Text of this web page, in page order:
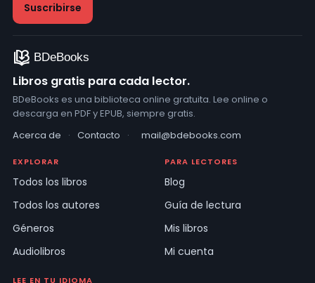
Libros gratis para cada lector.
BDeBooks es una biblioteca online gratuita. Lee online o
descarga en PDF y EPUB, siempre gratis.
Acerca de
· Contacto · mail@bdebooks.com
EXPLORAR
Todos los libros
Todos los autores
Géneros
Audiolibros
PARA LECTORES
Blog
Guía de lectura
Mis libros
Mi cuenta
LEE EN TU IDIOMA